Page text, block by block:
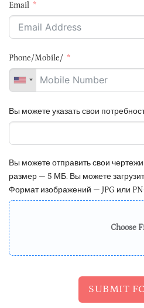
Email
Phone/Mobile/
Вы можете указать свои
Вы можете отправить свои
размер — 5 МБ. Вы можете
Формат изображений — JPG или
Choose
SUBMIT